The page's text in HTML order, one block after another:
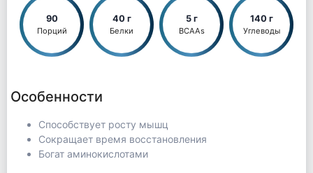
90
Порций
40 г
Белки
5 г
BCAAs
140 г
Углеводы
Особенности
Способствует росту мышц
Сокращает время восстановления
Богат аминокислотами